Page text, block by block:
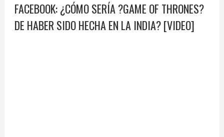
FACEBOOK: ¿CÓMO SERÍA ?GAME OF THRONES?
DE HABER SIDO HECHA EN LA INDIA? [VIDEO]